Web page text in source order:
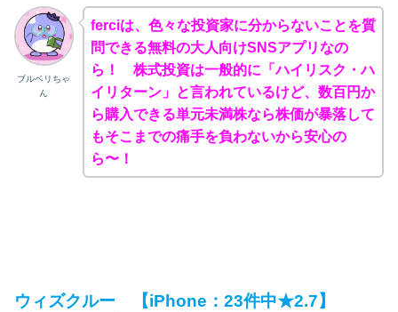
ブルベリちゃ
ん
ferciは、色々な投資家に分からないことを質
問できる無料の大人向けSNSアプリなの
ら！ 株式投資は一般的に「ハイリスク・ハ
イリターン」と言われているけど、数百円か
ら購入できる単元未満株なら株価が暴落して
もそこまでの痛手を負わないから安心の
ら〜！
ウィズクルー 【iPhone：23件中★2.7】